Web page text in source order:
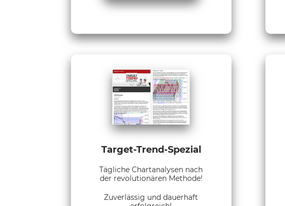
Target-Trend-Spezial
Tägliche Chartanalysen nach
der revolutionären Methode!
Zuverlässig und dauerhaft